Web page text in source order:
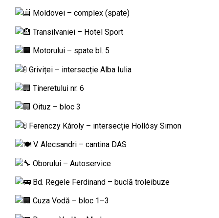
Moldovei – complex (spate)
Transilvaniei – Hotel Sport
Motorului – spate bl. 5
Griviței – intersecție Alba Iulia
Tineretului nr. 6
Oituz – bloc 3
Ferenczy Károly – intersecție Hollósy Simon
V. Alecsandri – cantina DAS
Oborului – Autoservice
Bd. Regele Ferdinand – buclă troleibuze
Cuza Vodă – bloc 1–3